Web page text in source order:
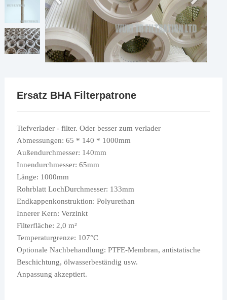
Ersatz BHA Filterpatrone
Tiefverlader - filter. Oder besser zum verlader
Abmessungen: 65 * 140 * 1000mm
Außendurchmesser: 140mm
Innendurchmesser: 65mm
Länge: 1000mm
Rohrblatt LochDurchmesser: 133mm
Endkappenkonstruktion: Polyurethan
Innerer Kern: Verzinkt
Filterfläche: 2,0 m²
Temperaturgrenze: 107°C
Optionale Nachbehandlung: PTFE-Membran, antistatische
Beschichtung, ölwasserbeständig usw.
Anpassung akzeptiert.